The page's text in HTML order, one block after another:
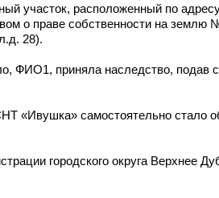
участок, расположенный по
о праве собственности на землю
28).
ФИО1, приняла наследство, подав
«Ивушка» самостоятельно стало
городского округа Верхнее